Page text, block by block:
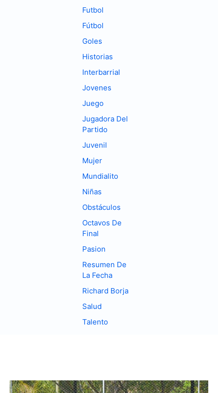
Futbol
Fútbol
Goles
Historias
Interbarrial
Jovenes
Juego
Jugadora Del
Partido
Juvenil
Mujer
Mundialito
Niñas
Obstáculos
Octavos De
Final
Pasion
Resumen De
La Fecha
Richard Borja
Salud
Talento